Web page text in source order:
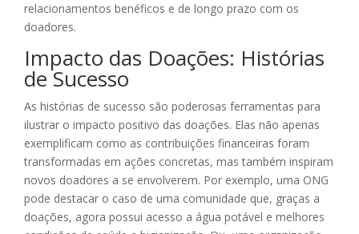
relacionamentos benéficos e de longo prazo com os
doadores.
Impacto das Doações: Histórias
de Sucesso
As histórias de sucesso são poderosas ferramentas para
ilustrar o impacto positivo das doações. Elas não apenas
exemplificam como as contribuições financeiras foram
transformadas em ações concretas, mas também inspiram
novos doadores a se envolverem. Por exemplo, uma ONG
pode destacar o caso de uma comunidade que, graças a
doações, agora possui acesso a água potável e melhores